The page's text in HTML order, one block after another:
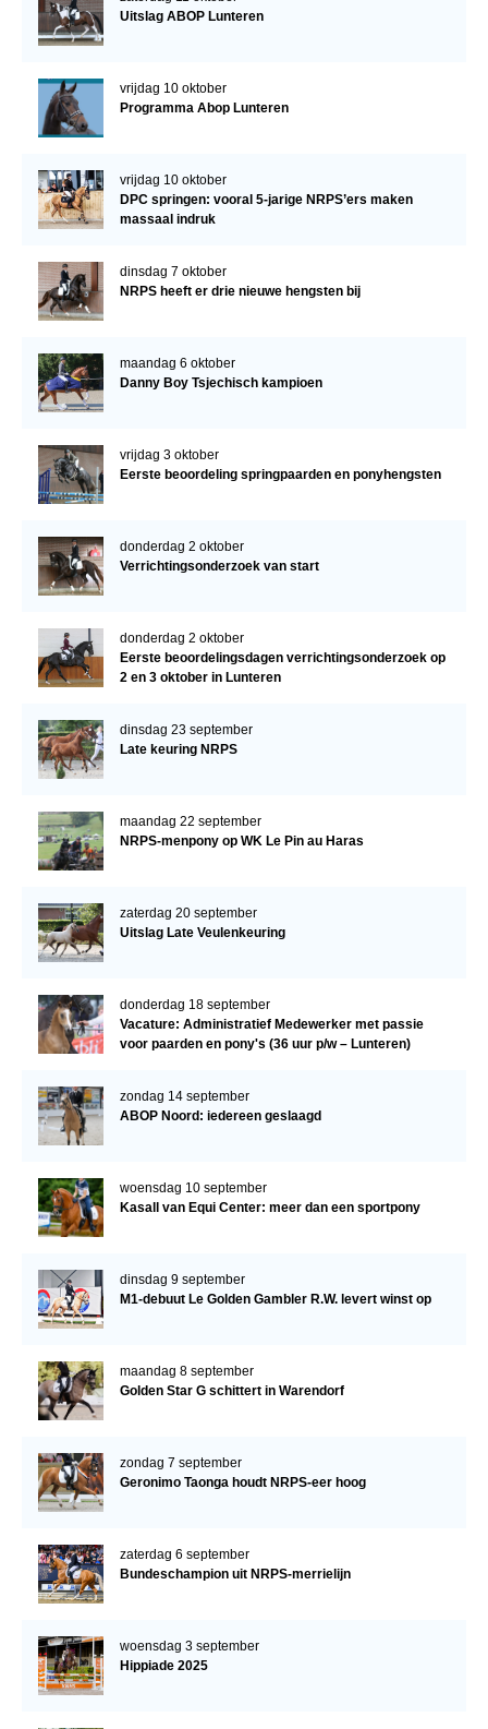
Uitslag ABOP Lunteren
vrijdag 10 oktober
Programma Abop Lunteren
vrijdag 10 oktober
DPC springen: vooral 5-jarige NRPS’ers maken
massaal indruk
dinsdag 7 oktober
NRPS heeft er drie nieuwe hengsten bij
maandag 6 oktober
Danny Boy Tsjechisch kampioen
vrijdag 3 oktober
Eerste beoordeling springpaarden en ponyhengsten
donderdag 2 oktober
Verrichtingsonderzoek van start
donderdag 2 oktober
Eerste beoordelingsdagen verrichtingsonderzoek op
2 en 3 oktober in Lunteren
dinsdag 23 september
Late keuring NRPS
maandag 22 september
NRPS-menpony op WK Le Pin au Haras
zaterdag 20 september
Uitslag Late Veulenkeuring
donderdag 18 september
Vacature: Administratief Medewerker met passie
voor paarden en pony's (36 uur p/w – Lunteren)
zondag 14 september
ABOP Noord: iedereen geslaagd
woensdag 10 september
Kasall van Equi Center: meer dan een sportpony
dinsdag 9 september
M1-debuut Le Golden Gambler R.W. levert winst op
maandag 8 september
Golden Star G schittert in Warendorf
zondag 7 september
Geronimo Taonga houdt NRPS-eer hoog
zaterdag 6 september
Bundeschampion uit NRPS-merrielijn
woensdag 3 september
Hippiade 2025